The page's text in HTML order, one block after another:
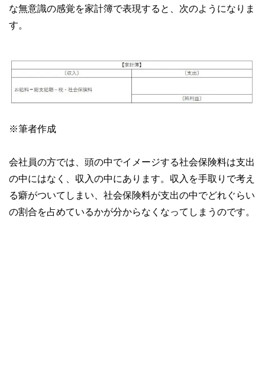
な無意識の感覚を家計簿で表現すると、次のようになりま
す。
※筆者作成
会社員の方では、頭の中でイメージする社会保険料は支出
の中にはなく、収入の中にあります。収入を手取りで考え
る癖がついてしまい、社会保険料が支出の中でどれぐらい
の割合を占めているかが分からなくなってしまうのです。